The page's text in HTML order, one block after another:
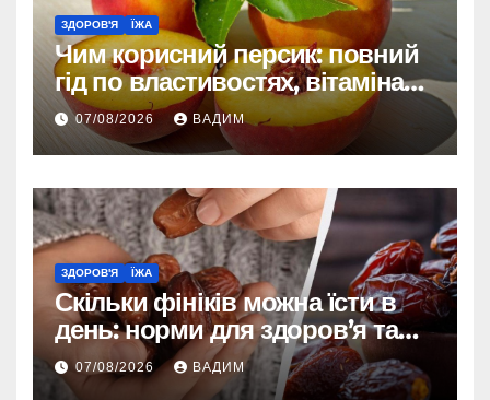
ЗДОРОВ'Я ЇЖА
Чим корисний персик: повний
гід по властивостях, вітамінах і
впливі на організм
07/08/2026 ВАДИМ
ЗДОРОВ'Я ЇЖА
Скільки фініків можна їсти в
день: норми для здоров’я та
енергії
07/08/2026 ВАДИМ